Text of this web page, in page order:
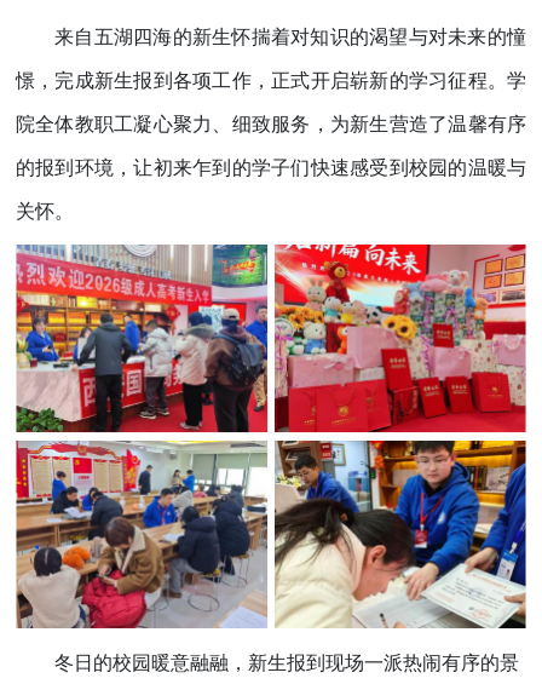
来自五湖四海的新生怀揣着对知识的渴望与对未来的憧
憬，完成新生报到各项工作，正式开启崭新的学习征程。学
院全体教职工凝心聚力、细致服务，为新生营造了温馨有序
的报到环境，让初来乍到的学子们快速感受到校园的温暖与
关怀。
冬日的校园暖意融融，新生报到现场一派热闹有序的景